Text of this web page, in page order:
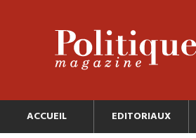
ACCUEIL EDITORIAUX